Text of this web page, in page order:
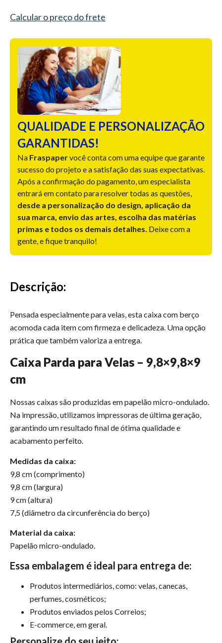
Calcular o preço do frete
QUALIDADE E PERSONALIZAÇÃO
GARANTIDAS!
Na Fraspapervocê conta com uma equipe que garante
sucesso do projeto e a satisfação das suas expectativas.
Após a confirmação do pagamento, um especialista
entrará em contato para resolver todas as questões,
desde a personalização do design, aplicação da
sua marca, envio das artes, escolha das matérias
primas e todos os demais detalhes. Deixe com a
gente, e fique tranquilo!
Descrição:
Pensada especialmente para velas, esta caixa com berço
acomoda cada item com firmeza e delicadeza. Uma opção
prática que também valoriza a entrega.
Caixa Parda para Velas – 9,8×9,8×9
cm
Nossas caixas são produzidas em papelão micro-ondulado.
Na impressão, utilizamos impressoras de última geração,
garantindo um resultado final de ótima qualidade e
acabamento perfeito.
Medidas da caixa:
9,8 cm (comprimento)
9,8 cm (largura)
9 cm (altura)
7,5 (diâmetro da circunferência do berço)
Material da caixa:
Papelão micro-ondulado.
Essa embalagem é ideal para entrega de:
Produtos intermediários, como: velas, canecas,
perfumes, cosméticos;
Produtos enviados pelos Correios;
E-commerce, em geral.